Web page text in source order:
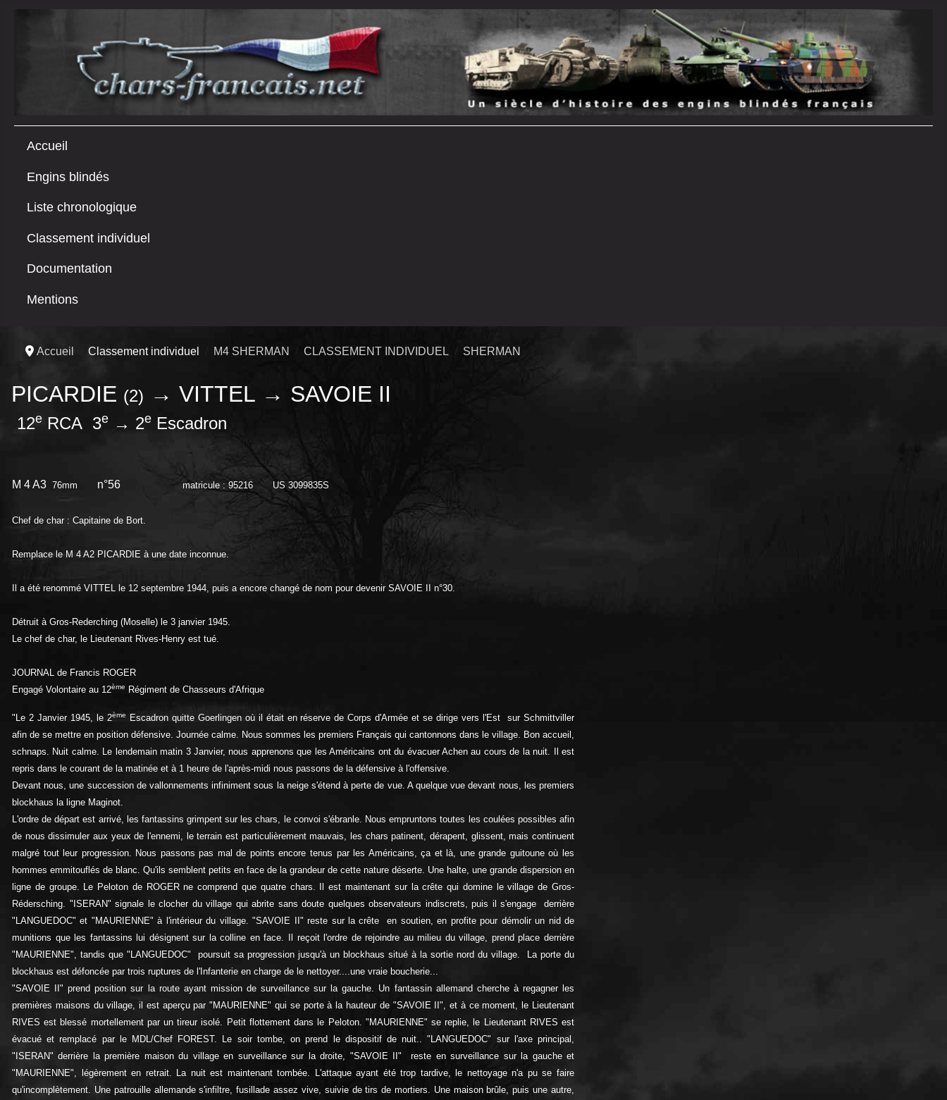
Accueil
Engins blindés
Liste chronologique
Classement individuel
Documentation
Mentions
Accueil Classement individuel M4 SHERMAN CLASSEMENT INDIVIDUEL SHERMAN
PICARDIE (2) → VITTEL → SAVOIE II
12e RCA 3e → 2e Escadron
M 4 A3 76mm n°56 matricule : 95216 US 3099835S
Chef de char : Capitaine de Bort.
Remplace le M 4 A2 PICARDIE à une date inconnue.
Il a été renommé VITTEL le 12 septembre 1944, puis a encore changé de nom pour devenir SAVOIE II n°30.
Détruit à Gros-Rederching (Moselle) le 3 janvier 1945.
Le chef de char, le Lieutenant Rives-Henry est tué.
JOURNAL de Francis ROGER
Engagé Volontaire au 12ème Régiment de Chasseurs d'Afrique
"Le 2 Janvier 1945, le 2ème
Escadron quitte Goerlingen où il était en réserve de Corps d'Armée et se dirige vers l'Est sur Schmittviller
afin de se mettre en position défensive. Journée calme. Nous sommes les premiers Français qui cantonnons dans le village. Bon accueil,
schnaps. Nuit calme. Le lendemain matin 3 Janvier, nous apprenons que les Américains ont du évacuer Achen au cours de la nuit. Il est
repris dans le courant de la matinée et à 1 heure de l'après-midi nous passons de la défensive à l'offensive.
Devant nous, une succession de vallonnements infiniment sous la neige s'étend à perte de vue. A quelque vue devant nous, les premiers
blockhaus la ligne Maginot.
L'ordre de départ est arrivé, les fantassins grimpent sur les chars, le convoi s'ébranle. Nous empruntons toutes les coulées possibles afin
de nous dissimuler aux yeux de l'ennemi, le terrain est particulièrement mauvais, les chars patinent, dérapent, glissent, mais continuent
malgré tout leur progression. Nous passons pas mal de points encore tenus par les Américains, ça et là, une grande guitoune où les
hommes emmitouflés de blanc. Qu'ils semblent petits en face de la grandeur de cette nature déserte. Une halte, une grande dispersion en
ligne de groupe. Le Peloton de ROGER ne comprend que quatre chars. Il est maintenant sur la crête qui domine le village de Gros-
Rédersching. "ISERAN" signale le clocher du village qui abrite sans doute quelques observateurs indiscrets, puis il s'engage derrière
"LANGUEDOC" et "MAURIENNE" à l'intérieur du village. "SAVOIE II" reste sur la crête en soutien, en profite pour démolir un nid de
munitions que les fantassins lui désignent sur la colline en face. Il reçoit l'ordre de rejoindre au milieu du village, prend place derrière
"MAURIENNE", tandis que "LANGUEDOC" poursuit sa progression jusqu'à un blockhaus situé à la sortie nord du village. La porte du
blockhaus est défoncée par trois ruptures de l'Infanterie en charge de le nettoyer....une vraie boucherie...
"SAVOIE II" prend position sur la route ayant mission de surveillance sur la gauche. Un fantassin allemand cherche à regagner les
premières maisons du village, il est aperçu par "MAURIENNE" qui se porte à la hauteur de "SAVOIE II", et à ce moment, le Lieutenant
RIVES est blessé mortellement par un tireur isolé. Petit flottement dans le Peloton. "MAURIENNE" se replie, le Lieutenant RIVES est
évacué et remplacé par le MDL/Chef FOREST. Le soir tombe, on prend le dispositif de nuit.. "LANGUEDOC" sur l'axe principal,
"ISERAN" derrière la première maison du village en surveillance sur la droite, "SAVOIE II" reste en surveillance sur la gauche et
"MAURIENNE", légèrement en retrait. La nuit est maintenant tombée. L'attaque ayant été trop tardive, le nettoyage n'a pu se faire
qu'incomplètement. Une patrouille allemande s'infiltre, fusillade assez vive, suivie de tirs de mortiers. Une maison brûle, puis une autre,